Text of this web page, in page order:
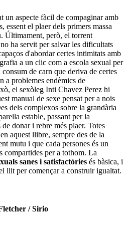
un aspecte fàcil de compaginar amb
essent el plaer dels primers massa
Últimament, però, el torrent
ha servit per salvar les dificultats
d'abordar certes intimitats amb
a un clic com a escola sexual per
de carn que deriva de certes
a problemes endèmics de
el sexòleg Inti Chavez Perez hi
manual de sexe pensat per a nois
dels complexos sobre la grandària
estable, passant per la
donar i rebre més plaer. Totes
aquest llibre, sempre des de la
mutu i que cada persones és un
compartides per a tothom. La
sanes i satisfactòries és bàsica, i
llit per començar a construir igualtat.
/ Sirio